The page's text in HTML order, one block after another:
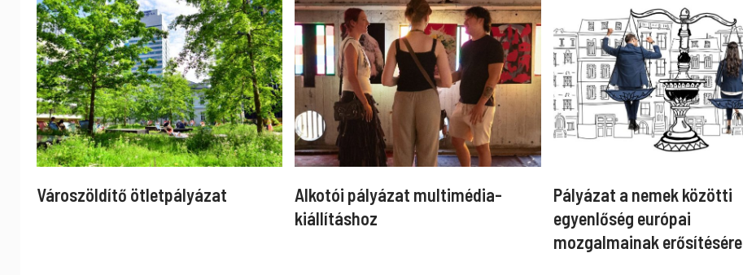
Városzöldítő ötletpályázat
Alkotói pályázat multimédia-
kiállításhoz
Pályázat a nemek közötti
egyenlőség európai
mozgalmainak erősítésére